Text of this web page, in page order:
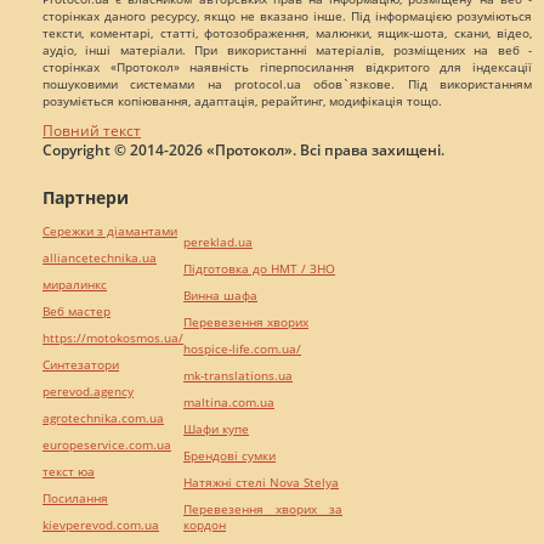
сторінках даного ресурсу, якщо не вказано інше. Під інформацією розуміються
тексти, коментарі, статті, фотозображення, малюнки, ящик-шота, скани, відео,
аудіо, інші матеріали. При використанні матеріалів, розміщених на веб -
сторінках «Протокол» наявність гіперпосилання відкритого для індексації
пошуковими системами на protocol.ua обов`язкове. Під використанням
розуміється копіювання, адаптація, рерайтинг, модифікація тощо.
Повний текст
Copyright © 2014-2026 «Протокол». Всі права захищені.
Партнери
Сережки з діамантами
alliancetechnika.ua
миралинкс
Веб мастер
https://motokosmos.ua/
Синтезатори
perevod.agency
agrotechnika.com.ua
europeservice.com.ua
текст юа
Посилання
kievperevod.com.ua
pereklad.ua
Підготовка до НМТ / ЗНО
Винна шафа
Перевезення хворих
hospice-life.com.ua/
mk-translations.ua
maltina.com.ua
Шафи купе
Брендові сумки
Натяжні стелі Nova Stelya
Перевезення хворих за
кордон